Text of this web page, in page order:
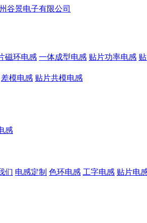
磁环电感 一体成型电感 贴片功率电感
差模电感 贴片共模电感
感
们 电感定制 色环电感 工字电感 贴片电